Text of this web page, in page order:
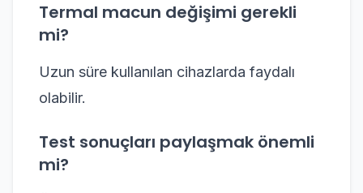
Termal macun değişimi gerekli
mi?
Uzun süre kullanılan cihazlarda faydalı
olabilir.
Test sonuçları paylaşmak önemli
mi?